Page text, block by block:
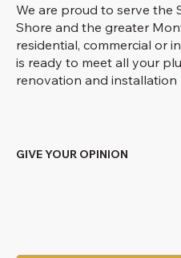
We are proud to serve the
Shore and the greater
residential, commercial or
is ready to meet all your
renovation and installation
GIVE YOUR OPINION